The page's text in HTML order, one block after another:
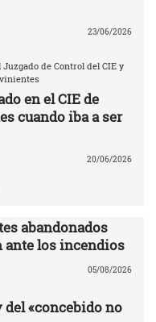
23/06/2026
de Control del CIE y
en el CIE de
cuando iba a ser
20/06/2026
abandonados
ante los incendios
05/08/2026
del «concebido no